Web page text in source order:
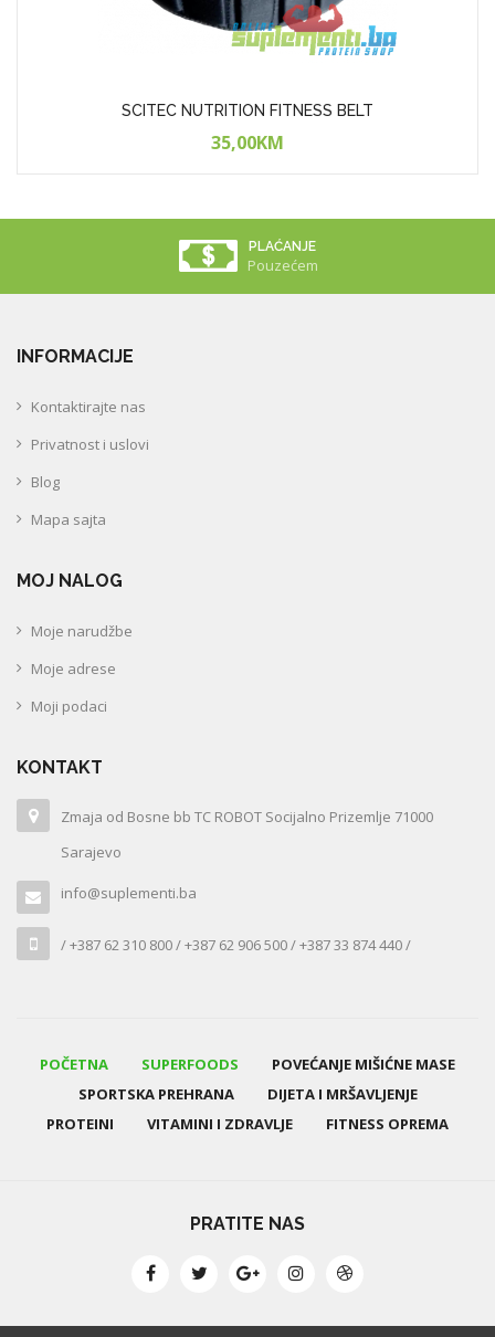
SCITEC NUTRITION FITNESS BELT
35,00KM
PLAĆANJE
Pouzećem
INFORMACIJE
Kontaktirajte nas
Privatnost i uslovi
Blog
Mapa sajta
MOJ NALOG
Moje narudžbe
Moje adrese
Moji podaci
KONTAKT
Zmaja od Bosne bb TC ROBOT Socijalno Prizemlje 71000
Sarajevo
info@suplementi.ba
/ +387 62 310 800 / +387 62 906 500 / +387 33 874 440 /
POČETNA SUPERFOODS
POVEĆANJE MIŠIĆNE MASE
SPORTSKA PREHRANA
DIJETA I MRŠAVLJENJE
PROTEINI
VITAMINI I ZDRAVLJE FITNESS OPREMA
PRATITE NAS